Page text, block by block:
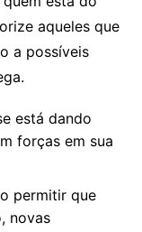
aqueles que
a possíveis
está dando
forças em sua
permitir que
novas